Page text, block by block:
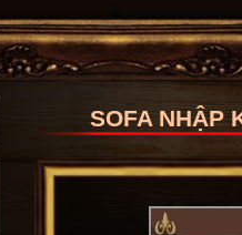
SOFA NHẬP